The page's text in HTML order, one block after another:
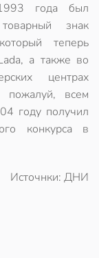
года был
знак
теперь
а также во
центрах
всем
году получил
конкурса в
Источнки: ДНИ